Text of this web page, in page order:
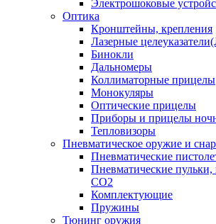
Электрошоковые
Оптика
Кронштейны, крепления
Лазерные
Бинокли
Дальномеры
Коллиматорные прицелы
Монокуляры
Оптические прицелы
Приборы и прицелы
Тепловизоры
Пневматическое оружие и
Пневматические
Пневматические
CO2
Комплектующие
Пружины
Тюнинг оружия